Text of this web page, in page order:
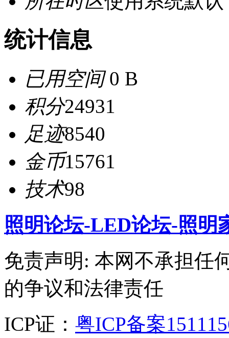
统计信息
已用空间0 B
积分24931
足迹8540
金币15761
技术98
照明论坛-LED论坛-照明
免责声明: 本网不承担任
的争议和法律责任
ICP证： 粤ICP备案